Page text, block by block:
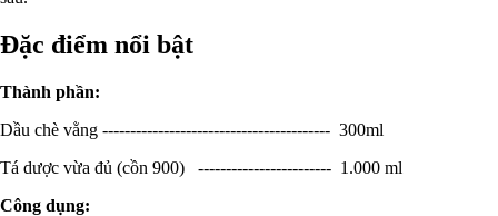
Đặc điểm nổi bật
Thành phần:
Dầu chè vằng ----------------------------------------- 300ml
Tá dược vừa đủ (cồn 900) ------------------------ 1.000 ml
Công dụng: